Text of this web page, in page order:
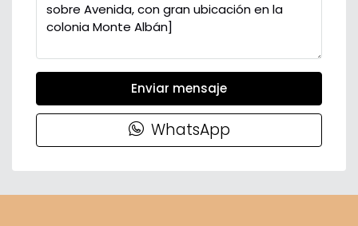
Enviar mensaje
WhatsApp